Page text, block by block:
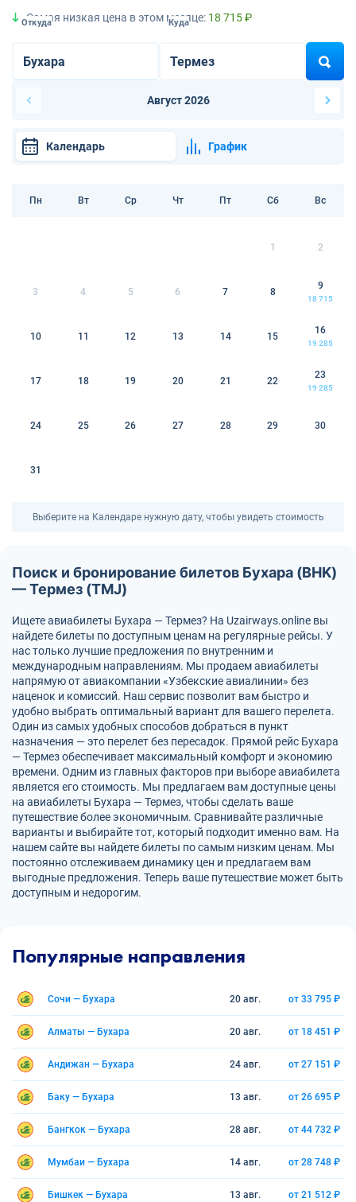
Самая низкая цена в этом месяце: 18 715 ₽
Откуда Куда
Август 2026
Календарь График
Пн Вт Ср Чт Пт Сб Вс
1 2
3 4 5 6 7 8
9
18 715
10 11 12 13 14 15
16
19 285
17 18 19 20 21 22
23
19 285
24 25 26 27 28 29 30
31
Выберите на Календаре нужную дату, чтобы увидеть стоимость
Поиск и бронирование билетов Бухара (BHK)
— Термез (TMJ)
Ищете авиабилеты Бухара — Термез? На Uzairways.online вы
найдете билеты по доступным ценам на регулярные рейсы. У
нас только лучшие предложения по внутренним и
международным направлениям. Мы продаем авиабилеты
напрямую от авиакомпании «Узбекские авиалинии» без
наценок и комиссий. Наш сервис позволит вам быстро и
удобно выбрать оптимальный вариант для вашего перелета.
Один из самых удобных способов добраться в пункт
назначения — это перелет без пересадок. Прямой рейс Бухара
— Термез обеспечивает максимальный комфорт и экономию
времени. Одним из главных факторов при выборе авиабилета
является его стоимость. Мы предлагаем вам доступные цены
на авиабилеты Бухара — Термез, чтобы сделать ваше
путешествие более экономичным. Сравнивайте различные
варианты и выбирайте тот, который подходит именно вам. На
нашем сайте вы найдете билеты по самым низким ценам. Мы
постоянно отслеживаем динамику цен и предлагаем вам
выгодные предложения. Теперь ваше путешествие может быть
доступным и недорогим.
Популярные направления
Сочи — Бухара 20 авг. от 33 795 ₽
Алматы — Бухара 20 авг. от 18 451 ₽
Андижан — Бухара 24 авг. от 27 151 ₽
Баку — Бухара 13 авг. от 26 695 ₽
Бангкок — Бухара 28 авг. от 44 732 ₽
Мумбаи — Бухара 14 авг. от 28 748 ₽
Бишкек — Бухара 13 авг. от 21 512 ₽